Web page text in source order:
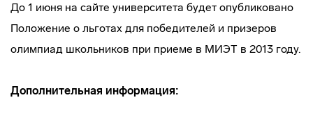
До 1 июня на сайте университета будет опубликовано
Положение о льготах для победителей и призеров
олимпиад школьников при приеме в МИЭТ в 2013 году.
Дополнительная информация: